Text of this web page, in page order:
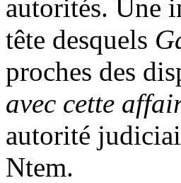
autorités. Une
tête desquels
proches des
avec cette
autorité
Ntem.